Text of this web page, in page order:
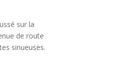
sur la
de route
sinueuses.